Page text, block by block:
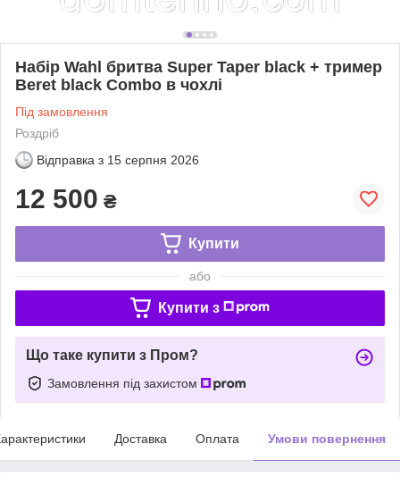
Набір Wahl бритва Super Taper black + тример
Beret black Combo в чохлі
Під замовлення
Роздріб
Відправка з 15 серпня 2026
12 500 ₴
Купити
або
Купити з
Що таке купити з Пром?
Замовлення під захистом
Доставка Оплата Умови повернення